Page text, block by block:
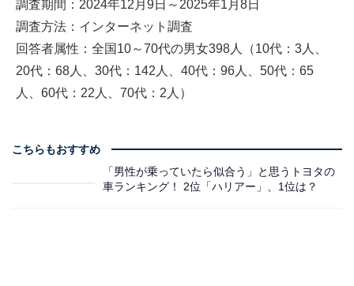
調査期間：2024年12月9日～2025年1月8日
調査方法：インターネット調査
回答者属性：全国10～70代の男女398人（10代：3人、
20代：68人、30代：142人、40代：96人、50代：65
人、60代：22人、70代：2人）
こちらもおすすめ
「男性が乗っていたら似合う」と思うトヨタの
車ランキング！ 2位「ハリアー」、1位は？